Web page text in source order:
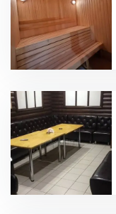
Кедровая бочка
СПА
Гидромассаж
Общие
Круглосуточно
Банный комплекс